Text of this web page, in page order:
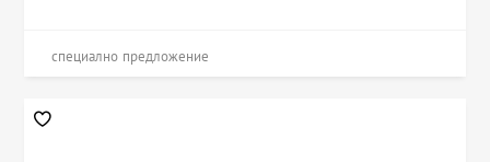
специално предложение